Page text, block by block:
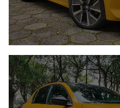
Lorem ipsum dolor sit amet